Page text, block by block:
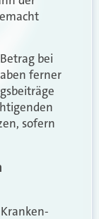
bei
ferner
sofern